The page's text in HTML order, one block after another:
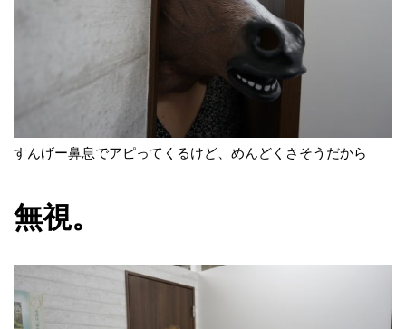
すんげー鼻息でアピってくるけど、めんどくさそうだから
無視。